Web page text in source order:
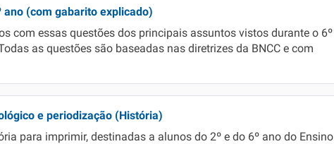
ano (com gabarito explicado)
com essas questões dos principais assuntos vistos durante o 6º
as questões são baseadas nas diretrizes da BNCC e com
e periodização (História)
para imprimir, destinadas a alunos do 2º e do 6º ano do Ensino